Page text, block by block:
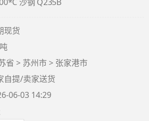
沙钢 Q235B
现货
省 > 苏州市 > 张家港市
自提/卖家送货
06-03 14:29